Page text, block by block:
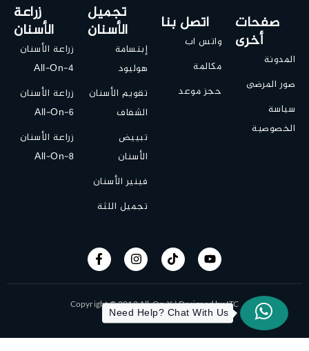
زراعة
الأسنان
زراعة الأسنان
All-On-4
زراعة الأسنان
All-On-6
زراعة الأسنان
All-On-8
تجميل
الأسنان
إبتسامة
هوليود
تقويم الأسنان
الشفاف
تبييض
الأسنان
فينير الأسنان
تجميل اللثة
اتصل بنا
واتس اب
مكالمة
حجز موعد
صفحات
أخرى
المدونة
صور المرضى
سياسة
الخصوصية
Copyright © 2019 All-On-X | Designed by ITC
Need Help? Chat With Us